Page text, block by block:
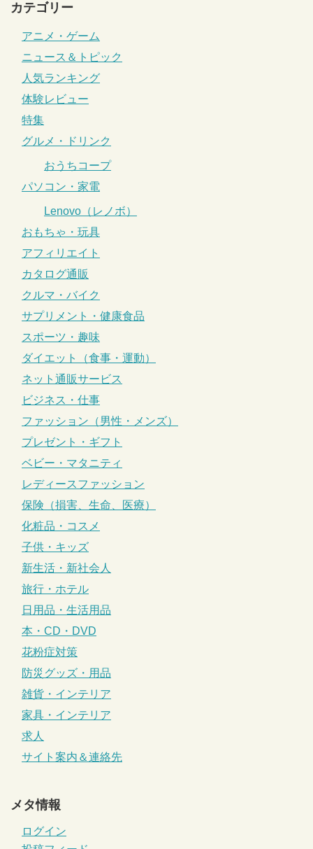
カテゴリー
アニメ・ゲーム
ニュース＆トピック
人気ランキング
体験レビュー
特集
グルメ・ドリンク
おうちコープ
パソコン・家電
Lenovo（レノボ）
おもちゃ・玩具
アフィリエイト
カタログ通販
クルマ・バイク
サプリメント・健康食品
スポーツ・趣味
ダイエット（食事・運動）
ネット通販サービス
ビジネス・仕事
ファッション（男性・メンズ）
プレゼント・ギフト
ベビー・マタニティ
レディースファッション
保険（損害、生命、医療）
化粧品・コスメ
子供・キッズ
新生活・新社会人
旅行・ホテル
日用品・生活用品
本・CD・DVD
花粉症対策
防災グッズ・用品
雑貨・インテリア
家具・インテリア
求人
サイト案内＆連絡先
メタ情報
ログイン